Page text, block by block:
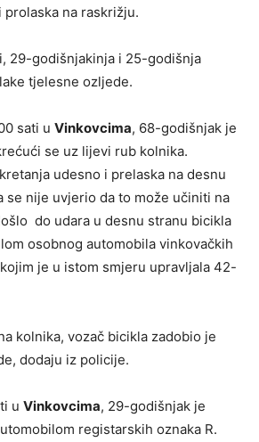
na raskrižju.
29-godišnjakinja i 25-godišnja
tjelesne ozljede.
sati u Vinkovcima, 68-godišnjak je
se uz lijevi rub kolnika.
udesno i prelaska na desnu
se nije uvjerio da to može učiniti na
do udara u desnu stranu bicikla
osobnog automobila vinkovačkih
je u istom smjeru upravljala 42-
kolnika, vozač bicikla zadobio je
dodaju iz policije.
u Vinkovcima, 29-godišnjak je
registarskih oznaka R.